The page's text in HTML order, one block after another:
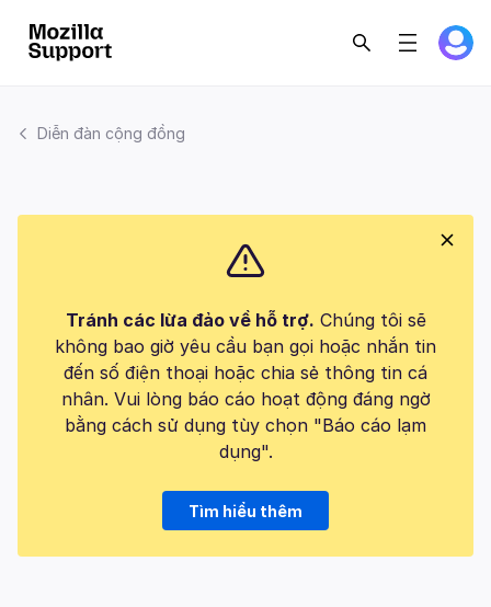
Diễn đàn cộng đồng
Tránh các lừa đảo về hỗ trợ. Chúng tôi sẽ
không bao giờ yêu cầu bạn gọi hoặc nhắn tin
đến số điện thoại hoặc chia sẻ thông tin cá
nhân. Vui lòng báo cáo hoạt động đáng ngờ
bằng cách sử dụng tùy chọn "Báo cáo lạm
dụng".
Tìm hiểu thêm